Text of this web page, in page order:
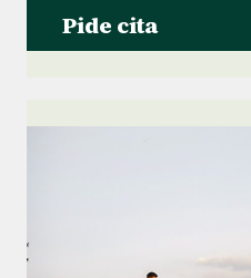
Pide cita